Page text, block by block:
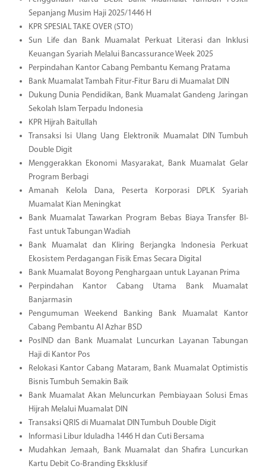
Sepanjang Musim Haji 2025/1446 H
KPR SPESIAL TAKE OVER (STO)
Sun Life dan Bank Muamalat Perkuat Literasi dan Inklusi
Keuangan Syariah Melalui Bancassurance Week 2025
Perpindahan Kantor Cabang Pembantu Kemang Pratama
Bank Muamalat Tambah Fitur-Fitur Baru di Muamalat DIN
Dukung Dunia Pendidikan, Bank Muamalat Gandeng Jaringan
Sekolah Islam Terpadu Indonesia
KPR Hijrah Baitullah
Transaksi Isi Ulang Uang Elektronik Muamalat DIN Tumbuh
Double Digit
Menggerakkan Ekonomi Masyarakat, Bank Muamalat Gelar
Program Berbagi
Amanah Kelola Dana, Peserta Korporasi DPLK Syariah
Muamalat Kian Meningkat
Bank Muamalat Tawarkan Program Bebas Biaya Transfer BI-
Fast untuk Tabungan Wadiah
Bank Muamalat dan Kliring Berjangka Indonesia Perkuat
Ekosistem Perdagangan Fisik Emas Secara Digital
Bank Muamalat Boyong Penghargaan untuk Layanan Prima
Perpindahan Kantor Cabang Utama Bank Muamalat
Banjarmasin
Pengumuman Weekend Banking Bank Muamalat Kantor
Cabang Pembantu Al Azhar BSD
PosIND dan Bank Muamalat Luncurkan Layanan Tabungan
Haji di Kantor Pos
Relokasi Kantor Cabang Mataram, Bank Muamalat Optimistis
Bisnis Tumbuh Semakin Baik
Bank Muamalat Akan Meluncurkan Pembiayaan Solusi Emas
Hijrah Melalui Muamalat DIN
Transaksi QRIS di Muamalat DIN Tumbuh Double Digit
Informasi Libur Iduladha 1446 H dan Cuti Bersama
Mudahkan Jemaah, Bank Muamalat dan Shafira Luncurkan
Kartu Debit Co-Branding Eksklusif